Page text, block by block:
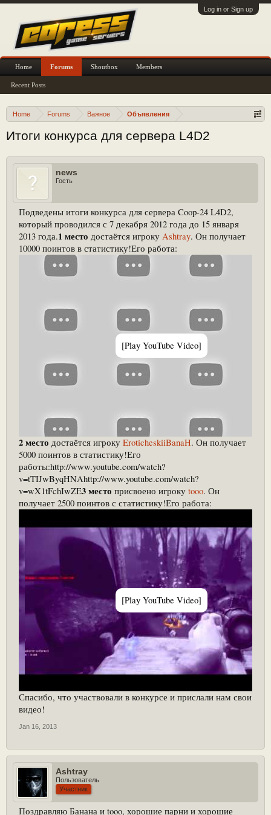
Log in or Sign up
Home Forums Важное Объявления
Итоги конкурса для сервера L4D2
news
Гость
Подведены итоги конкурса для сервера Coop-24 L4D2,
который проводился с 7 декабря 2012 года до 15 января
2013 года.1 место достаётся игроку Ashtray. Он получает
10000 поинтов в статистику!Его работа:
[Play YouTube Video]
2 место достаётся игроку EroticheskiiBanaH. Он получает
5000 поинтов в статистику!Его
работы:http://www.youtube.com/watch?
v=tTIJwByqHNAhttp://www.youtube.com/watch?
v=wX1tFchIwZE3 место присвоено игроку tooo. Он
получает 2500 поинтов с статистику!Его работа:
[Play YouTube Video]
Спасибо, что участвовали в конкурсе и прислали нам свои
видео!
Jan 16, 2013
Ashtray
Пользователь
Участник
Поздравляю Банана и tooo, хорошие парни и хорошие
Home Forums
Recent Posts
Shoutbox Members